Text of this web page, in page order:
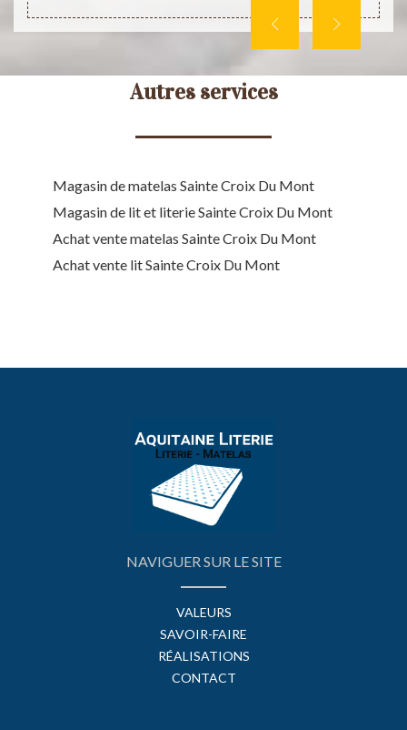
Autres services
Magasin de matelas Sainte Croix Du Mont
Magasin de lit et literie Sainte Croix Du Mont
Achat vente matelas Sainte Croix Du Mont
Achat vente lit Sainte Croix Du Mont
NAVIGUER SUR LE SITE
VALEURS
SAVOIR-FAIRE
RÉALISATIONS
CONTACT